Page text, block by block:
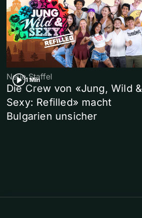
1 Min
Neue Staffel
Die Crew von «Jung, Wild &
Sexy: Refilled» macht
Bulgarien unsicher